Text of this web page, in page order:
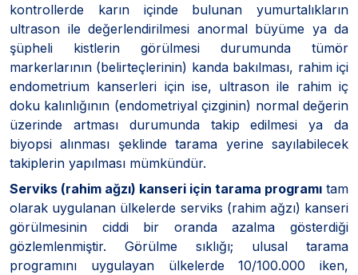
kontrollerde karın içinde bulunan yumurtalıkların
ultrason ile değerlendirilmesi anormal büyüme ya da
şüpheli kistlerin görülmesi durumunda tümör
markerlarının (belirteçlerinin) kanda bakılması, rahim içi
endometrium kanserleri için ise, ultrason ile rahim iç
doku kalınlığının (endometriyal çizginin) normal değerin
üzerinde artması durumunda takip edilmesi ya da
biyopsi alınması şeklinde tarama yerine sayılabilecek
takiplerin yapılması mümkündür.
Serviks (rahim ağzı) kanseri için tarama programı tam
olarak uygulanan ülkelerde serviks (rahim ağzı) kanseri
görülmesinin ciddi bir oranda azalma gösterdiği
gözlemlenmiştir. Görülme sıklığı; ulusal tarama
programını uygulayan ülkelerde 10/100.000 iken,